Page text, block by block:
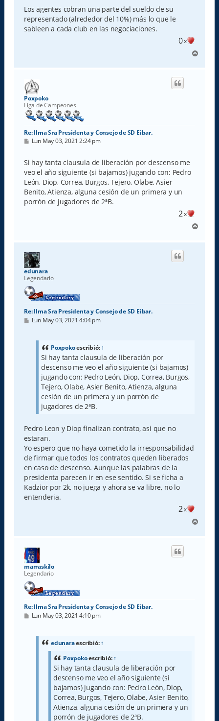
Los agentes cobran una parte del sueldo de su
representado (alrededor del 10%) más lo que le
sableen a cada club en las negociaciones.
0x
r
Poxpoko
Liga de Campeones
Re: Ilma Sra Presidenta y Consejo de SD Eibar.
M
s
a
j
e
Lun May 03, 2021 2:24 pm
Si hay tanta clausula de liberación por descenso me
veo el año siguiente (si bajamos) jugando con: Pedro
León, Diop, Correa, Burgos, Tejero, Olabe, Asier
Benito, Atienza, alguna cesión de un primera y un
porrón de jugadores de 2ªB.
2x
r
edunara
Legendario
Re: Ilma Sra Presidenta y Consejo de SD Eibar.
M
Lun May 03, 2021 4:04 pm
Poxpokoescribió:↑
Si hay tanta clausula de liberación por
descenso me veo el año siguiente (si bajamos)
jugando con: Pedro León, Diop, Correa, Burgos,
Tejero, Olabe, Asier Benito, Atienza, alguna
cesión de un primera y un porrón de
jugadores de 2ªB.
Pedro Leon y Diop finalizan contrato, asi que no
estaran.
Yo espero que no haya cometido la irresponsabilidad
de firmar que todos los contratos queden liberados
en caso de descenso. Aunque las palabras de la
presidenta parecen ir en ese sentido. Si se ficha a
Kadzior por 2k, no juega y ahora se va libre, no lo
entenderia.
2x
r
marraskilo
Legendario
Re: Ilma Sra Presidenta y Consejo de SD Eibar.
M
Lun May 03, 2021 4:10 pm
edunaraescribió:↑
Poxpokoescribió:↑
Si hay tanta clausula de liberación por
descenso me veo el año siguiente (si
bajamos) jugando con: Pedro León, Diop,
Correa, Burgos, Tejero, Olabe, Asier Benito,
Atienza, alguna cesión de un primera y un
porrón de jugadores de 2ªB.